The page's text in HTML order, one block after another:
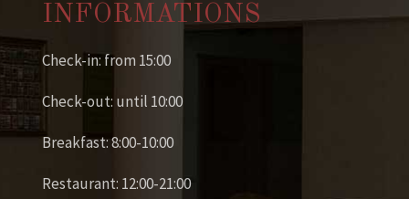
INFORMATIONS
Check-in: from 15:00
Check-out: until 10:00
Breakfast: 8:00-10:00
Restaurant: 12:00-21:00